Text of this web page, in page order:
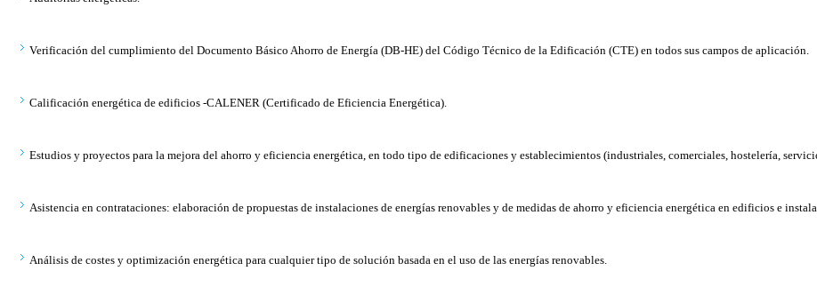
Verificación del cumplimiento del Documento Básico Ahorro de Energía (DB-HE) del Código Técnico de la Edificación (CTE) en todos sus campos de aplicación.
Calificación energética de edificios -CALENER (Certificado de Eficiencia Energética).
Estudios y proyectos para la mejora del ahorro y eficiencia energética, en todo tipo de edificaciones y establecimientos (industriales, comerciales, hostelería,
Asistencia en contrataciones: elaboración de propuestas de instalaciones de energías renovables y de medidas de ahorro y eficiencia energética en edificios e
Análisis de costes y optimización energética para cualquier tipo de solución basada en el uso de las energías renovables.